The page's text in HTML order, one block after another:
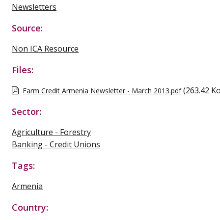
Newsletters
Source:
Non ICA Resource
Files:
Farm Credit Armenia Newsletter - March 2013.pdf (263.42
Sector:
Agriculture - Forestry
Banking - Credit Unions
Tags:
Armenia
Country: